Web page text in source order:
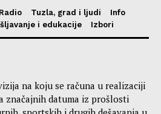
Radio Tuzla, grad i ljudi
Info
i edukacije Izbori
na koju se računa u realizaciji
značajnih datuma iz prošlosti